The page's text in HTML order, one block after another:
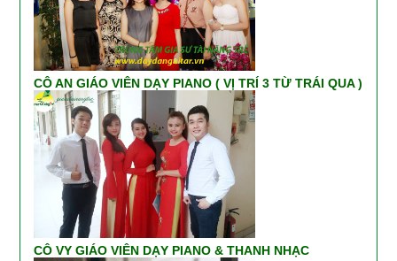
CÔ AN GIÁO VIÊN DẠY PIANO ( VỊ TRÍ 3 TỪ TRÁI QUA )
CÔ VY GIÁO VIÊN DẠY PIANO & THANH NHẠC